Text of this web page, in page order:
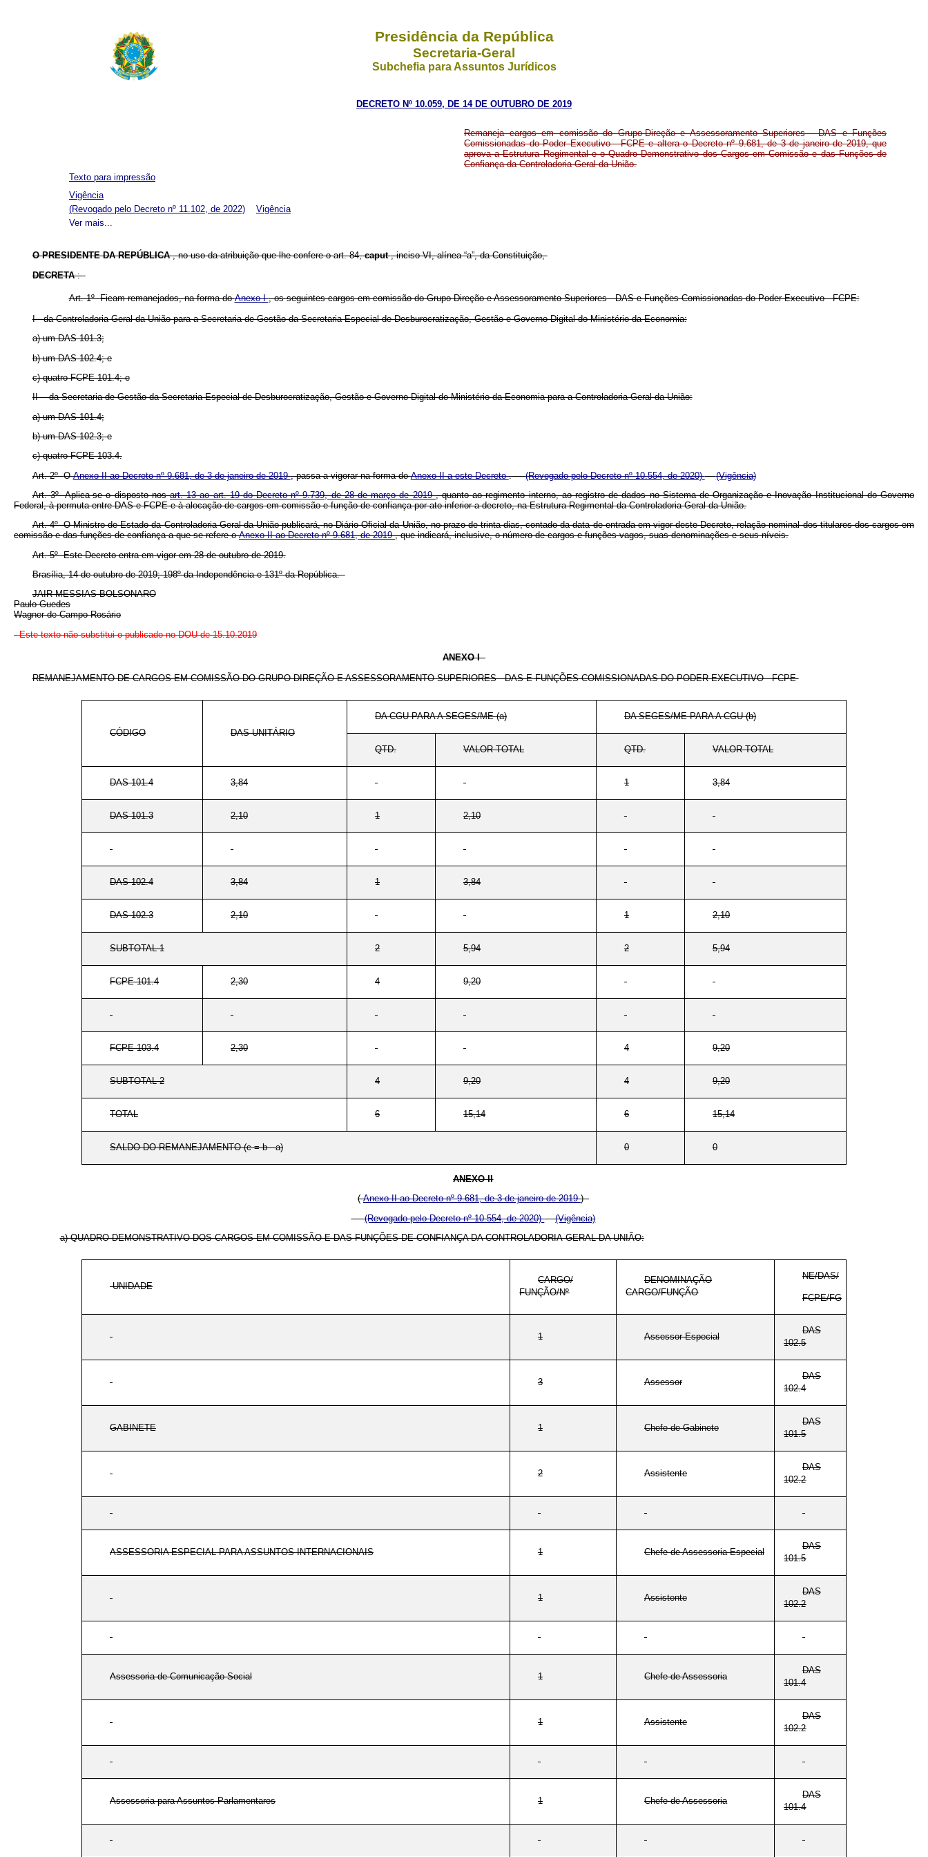
Presidência da República
Secretaria-Geral
Subchefia para Assuntos Jurídicos
DECRETO Nº 10.059, DE 14 DE OUTUBRO DE 2019
Remaneja cargos em comissão do Grupo-Direção e Assessoramento Superiores - DAS e Funções
Comissionadas do Poder Executivo - FCPE e altera o Decreto nº 9.681, de 3 de janeiro de 2019, que
aprova a Estrutura Regimental e o Quadro Demonstrativo dos Cargos em Comissão e das Funções de
Confiança da Controladoria-Geral da União.
Ver mais...
Texto para impressão
Vigência
(Revogado pelo Decreto nº 11.102, de 2022)
Vigência
O PRESIDENTE DA REPÚBLICA, no uso da atribuição que lhe confere o art. 84,caput, inciso VI, alínea “a”, da Constituição,
DECRETA:
Art. 1º Ficam remanejados, na forma doAnexo I, os seguintes cargos em comissão do Grupo-Direção e Assessoramento Superiores - DAS e Funções Comissionadas do Poder Executivo - FCPE:
I - da Controladoria-Geral da União para a Secretaria de Gestão da Secretaria Especial de Desburocratização, Gestão e Governo Digital do Ministério da Economia:
a) um DAS 101.3;
b) um DAS 102.4; e
c) quatro FCPE 101.4; e
II - da Secretaria de Gestão da Secretaria Especial de Desburocratização, Gestão e Governo Digital do Ministério da Economia para a Controladoria-Geral da União:
a) um DAS 101.4;
b) um DAS 102.3; e
c) quatro FCPE 103.4.
Art. 2ºOAnexo II ao Decreto nº 9.681, de 3 de janeiro de 2019, passa a vigorar na forma doAnexo II a este Decreto. (Revogado pelo Decreto nº 10.554, de 2020)
(Vigência)
Art. 3º Aplica-se o disposto nosart. 13 ao art. 19 do Decreto nº 9.739, de 28 de março de 2019, quanto ao regimento interno, ao registro de dados no Sistema de Organização e Inovação Institucional do Governo
Federal, à permuta entre DAS e FCPE e à alocação de cargos em comissão e função de confiança por ato inferior a decreto, na Estrutura Regimental da Controladoria-Geral da União.
Art. 4º O Ministro de Estado da Controladoria-Geral da União publicará, no Diário Oficial da União, no prazo de trinta dias, contado da data de entrada em vigor deste Decreto, relação nominal dos titulares dos cargos em
comissão e das funções de confiança a que se refere oAnexo II ao Decreto nº 9.681, de 2019, que indicará, inclusive, o número de cargos e funções vagos, suas denominações e seus níveis.
Art. 5º Este Decreto entra em vigor em 28 de outubro de 2019.
Brasília, 14 de outubro de 2019; 198º da Independência e 131º da República.
JAIR MESSIAS BOLSONARO
Paulo Guedes
Wagner de Campo Rosário
Este texto não substitui o publicado no DOU de 15.10.2019
ANEXO I
REMANEJAMENTO DE CARGOS EM COMISSÃO DO GRUPO-DIREÇÃO E ASSESSORAMENTO SUPERIORES - DAS E FUNÇÕES COMISSIONADAS DO PODER EXECUTIVO - FCPE
CÓDIGO DAS-UNITÁRIO
DA CGU PARA A SEGES/ME (a) DA SEGES/ME PARA A CGU (b)
QTD. VALOR TOTAL QTD. VALOR TOTAL
DAS 101.4 3,84 - - 1 3,84
DAS 101.3 2,10 1 2,10 - -
DAS 102.4 3,84 1 3,84 - -
DAS 102.3 2,10 - - 1 2,10
SUBTOTAL 1 2 5,94 2 5,94
FCPE 101.4 2,30 4 9,20 - -
FCPE 103.4 2,30 - - 4 9,20
SUBTOTAL 2 4 9,20 4 9,20
TOTAL 6 15,14 6 15,14
SALDO DO REMANEJAMENTO (c = b - a) 0 0
ANEXO II
(Anexo II ao Decreto nº 9.681, de 3 de janeiro de 2019)
(Revogado pelo Decreto nº 10.554, de 2020)
(Vigência)
a) QUADRO DEMONSTRATIVO DOS CARGOS EM COMISSÃO E DAS FUNÇÕES DE CONFIANÇA DA CONTROLADORIA-GERAL DA UNIÃO:
UNIDADE
CARGO/
FUNÇÃO/Nº
DENOMINAÇÃO
CARGO/FUNÇÃO
NE/DAS/
FCPE/FG
1 Assessor Especial
DAS
102.5
3 Assessor
DAS
102.4
GABINETE 1 Chefe de Gabinete
DAS
101.5
2 Assistente
DAS
102.2
ASSESSORIA ESPECIAL PARA ASSUNTOS INTERNACIONAIS 1 Chefe de Assessoria Especial
DAS
101.5
1 Assistente
DAS
102.2
Assessoria de Comunicação Social 1 Chefe de Assessoria
DAS
101.4
1 Assistente
DAS
102.2
Assessoria para Assuntos Parlamentares 1 Chefe de Assessoria
DAS
101.4